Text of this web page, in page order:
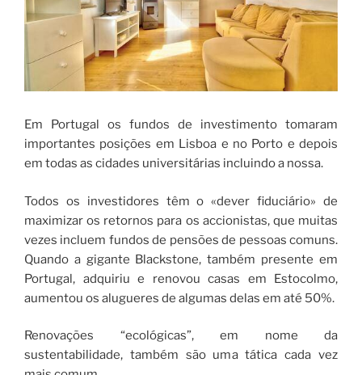
Em Portugal os fundos de investimento tomaram
importantes posições em Lisboa e no Porto e depois
em todas as cidades universitárias incluindo a nossa.
Todos os investidores têm o «dever fiduciário» de
maximizar os retornos para os accionistas, que muitas
vezes incluem fundos de pensões de pessoas comuns.
Quando a gigante Blackstone, também presente em
Portugal, adquiriu e renovou casas em Estocolmo,
aumentou os alugueres de algumas delas em até 50%.
Renovações “ecológicas”, em nome da
sustentabilidade, também são uma tática cada vez